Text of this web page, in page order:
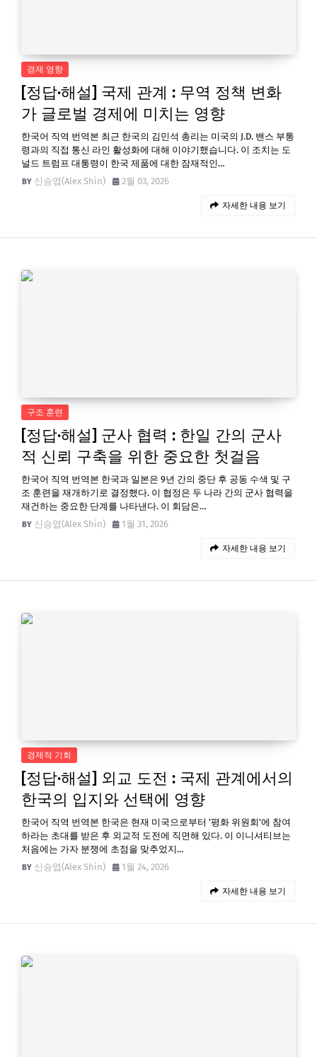
경제 영향
[정답·해설] 국제 관계 : 무역 정책 변화
가 글로벌 경제에 미치는 영향
한국어 직역 번역본 최근 한국의 김민석 총리는 미국의 J.D. 밴스 부통
령과의 직접 통신 라인 활성화에 대해 이야기했습니다. 이 조치는 도
널드 트럼프 대통령이 한국 제품에 대한 잠재적인…
신승엽(Alex Shin)
2월 03, 2026
자세한 내용 보기
구조 훈련
[정답·해설] 군사 협력 : 한일 간의 군사
적 신뢰 구축을 위한 중요한 첫걸음
한국어 직역 번역본 한국과 일본은 9년 간의 중단 후 공동 수색 및 구
조 훈련을 재개하기로 결정했다. 이 협정은 두 나라 간의 군사 협력을
재건하는 중요한 단계를 나타낸다. 이 회담은…
신승엽(Alex Shin)
1월 31, 2026
자세한 내용 보기
경제적 기회
[정답·해설] 외교 도전 : 국제 관계에서의
한국의 입지와 선택에 영향
한국어 직역 번역본 한국은 현재 미국으로부터 '평화 위원회'에 참여
하라는 초대를 받은 후 외교적 도전에 직면해 있다. 이 이니셔티브는
처음에는 가자 분쟁에 초점을 맞추었지…
신승엽(Alex Shin)
1월 24, 2026
자세한 내용 보기